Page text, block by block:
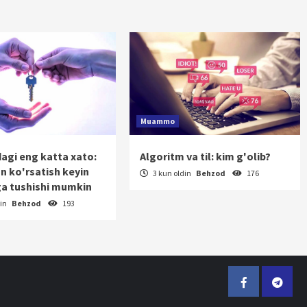
eng katta xato:
ko'rsatish keyin
tushishi mumkin
Behzod 193
Muammo
Algoritm va til: kim g'olib?
3 kun oldin Behzod 176
Facebook